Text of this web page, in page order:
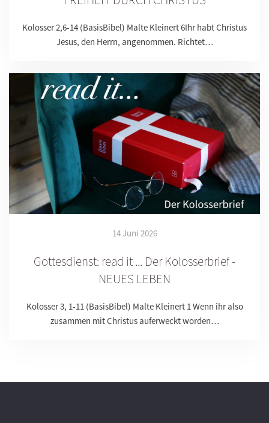
Kolosser 2,6-14 (BasisBibel) Malte Kleinert 6Ihr habt Christus
Jesus, den Herrn, angenommen. Richtet…
14 Juni 2026
Gottesdienst: read it ... Der Kolosserbrief -
NEUES LEBEN
Kolosser 3, 1-11 (BasisBibel) Malte Kleinert 1 Wenn ihr also
zusammen mit Christus auferweckt worden…